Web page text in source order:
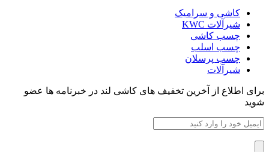
کاشی و سرامیک
شیرآلات KWC
چسب کاشی
چسب اسلب
چسب پرسلان
شیرآلات
برای اطلاع از آخرین تخفیف های کاشی لند در خبرنامه ها عضو
شوید